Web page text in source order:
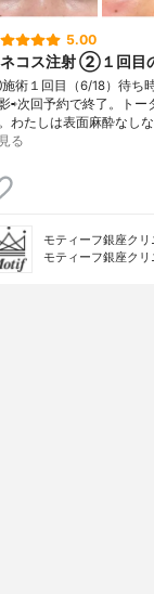
5.00
コス注射 ②１回目
術１回目（6/18）待ち
⇨次回予約で終了。トー
わたしは表面麻酔なし
る
モティーフ銀座ク
モティーフ銀座クリ